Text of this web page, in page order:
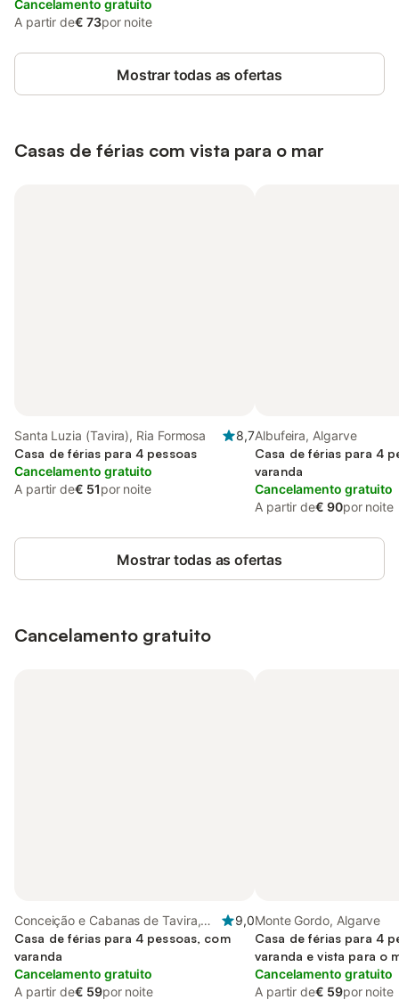
Cancelamento gratuito
A partir de€ 73por noite
Mostrar todas as ofertas
Casas de férias com vista para o mar
Santa Luzia (Tavira), Ria Formosa
8,7
Casa de férias para 4 pessoas
Cancelamento gratuito
A partir de€ 51por noite
Albufeira, Algarve
Casa de férias para 4
varanda
Cancelamento gratuito
A partir de€ 90por noite
Mostrar todas as ofertas
Cancelamento gratuito
Conceição e Cabanas de Tavira,
Ria Formosa
9,0
Casa de férias para 4 pessoas, com
varanda
Cancelamento gratuito
A partir de€ 59por noite
Monte Gordo, Algarve
Casa de férias para 4
varanda e vista para o
Cancelamento gratuito
A partir de€ 59por noite